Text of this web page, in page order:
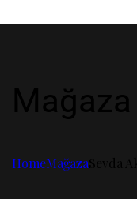
HomeMağaza